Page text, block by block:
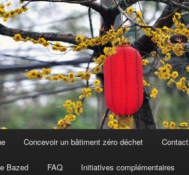
Concevoir un bâtiment zéro déchet Contact
Bazed FAQ Initiatives complémentaires